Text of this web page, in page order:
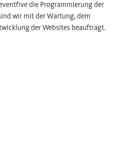
die Programmierung der
wir mit der Wartung, dem
der Websites beauftragt.